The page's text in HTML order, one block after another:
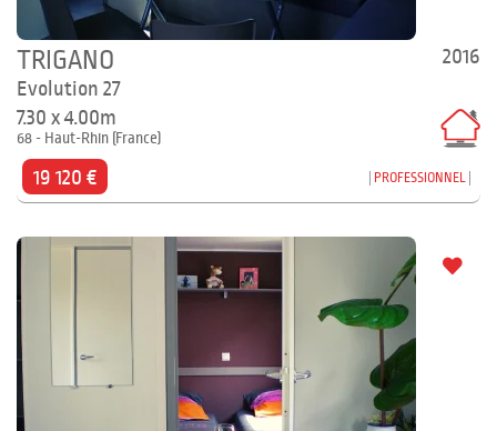
2016
TRIGANO
Evolution 27
7.30 x 4.00m
68 - Haut-Rhin (France)
19 120 € PROFESSIONNEL